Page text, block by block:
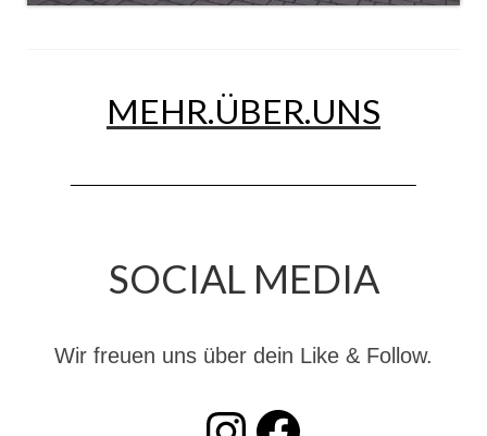
Christkindwiegen 2023
Christkindwiegen 2018
Jahreskonzert 2017
MEHR.ÜBER.UNS
SOCIAL MEDIA
Wir freuen uns über dein Like & Follow.